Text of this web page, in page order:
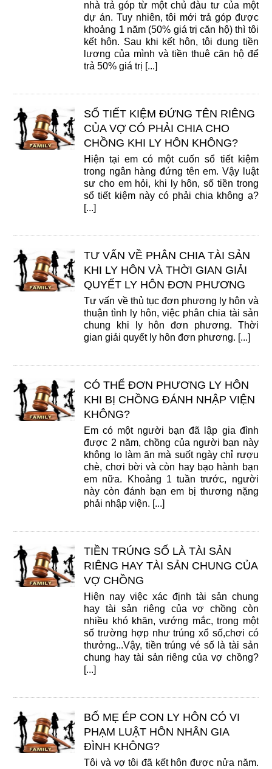
nhà trả góp từ một chủ đàu tư của một
dự án. Tuy nhiên, tôi mới trả góp được
khoảng 1 năm (50% giá trị căn hộ) thì tôi
kết hôn. Sau khi kết hôn, tôi dung tiền
lương của mình và tiền thuê căn hộ để
trả 50% giá trị [...]
SỔ TIẾT KIỆM ĐỨNG TÊN RIÊNG
CỦA VỢ CÓ PHẢI CHIA CHO
CHỒNG KHI LY HÔN KHÔNG?
Hiện tại em có một cuốn sổ tiết kiệm
trong ngân hàng đứng tên em. Vậy luật
sư cho em hỏi, khi ly hôn, số tiền trong
sổ tiết kiệm này có phải chia không ạ?
[...]
TƯ VẤN VỀ PHÂN CHIA TÀI SẢN
KHI LY HÔN VÀ THỜI GIAN GIẢI
QUYẾT LY HÔN ĐƠN PHƯƠNG
Tư vấn về thủ tục đơn phương ly hôn và
thuận tình ly hôn, việc phân chia tài sản
chung khi ly hôn đơn phương. Thời
gian giải quyết ly hôn đơn phương. [...]
CÓ THỂ ĐƠN PHƯƠNG LY HÔN
KHI BỊ CHỒNG ĐÁNH NHẬP VIỆN
KHÔNG?
Em có một người bạn đã lập gia đình
được 2 năm, chồng của người bạn này
không lo làm ăn mà suốt ngày chỉ rượu
chè, chơi bời và còn hay bạo hành bạn
em nữa. Khoảng 1 tuần trước, người
này còn đánh bạn em bị thương nặng
phải nhập viện. [...]
TIỀN TRÚNG SỐ LÀ TÀI SẢN
RIÊNG HAY TÀI SẢN CHUNG CỦA
VỢ CHỒNG
Hiện nay việc xác định tài sản chung
hay tài sản riêng của vợ chồng còn
nhiều khó khăn, vướng mắc, trong một
số trường hợp như trúng xổ số,chơi có
thưởng...Vậy, tiền trúng vé số là tài sản
chung hay tài sản riêng của vợ chồng?
[...]
BỐ MẸ ÉP CON LY HÔN CÓ VI
PHẠM LUẬT HÔN NHÂN GIA
ĐÌNH KHÔNG?
Tôi và vợ tôi đã kết hôn được nửa năm.